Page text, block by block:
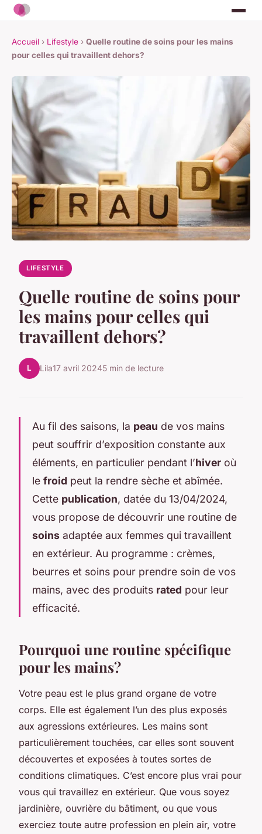
Accueil › Lifestyle › Quelle routine de soins pour les mains
pour celles qui travaillent dehors?
LIFESTYLE
Quelle routine de soins pour
les mains pour celles qui
travaillent dehors?
L Lila17 avril 20245 min de lecture
Au fil des saisons, la peau de vos mains
peut souffrir d’exposition constante aux
éléments, en particulier pendant l’hiver où
le froid peut la rendre sèche et abîmée.
Cette publication, datée du 13/04/2024,
vous propose de découvrir une routine de
soins adaptée aux femmes qui travaillent
en extérieur. Au programme : crèmes,
beurres et soins pour prendre soin de vos
mains, avec des produits rated pour leur
efficacité.
Pourquoi une routine spécifique
pour les mains?
Votre peau est le plus grand organe de votre
corps. Elle est également l’un des plus exposés
aux agressions extérieures. Les mains sont
particulièrement touchées, car elles sont souvent
découvertes et exposées à toutes sortes de
conditions climatiques. C’est encore plus vrai pour
vous qui travaillez en extérieur. Que vous soyez
jardinière, ouvrière du bâtiment, ou que vous
exerciez toute autre profession en plein air, votre